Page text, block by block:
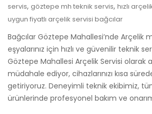
servis, göztepe mh teknik servis, hızlı
uygun fiyatlı arçelik servisi bağcılar
Bağcılar Göztepe Mahallesi’nde Arçelik
eşyalarınız için hızlı ve güvenilir teknik
Göztepe Mahallesi Arçelik Servisi olarak
müdahale ediyor, cihazlarınızı kısa
getiriyoruz. Deneyimli teknik ekibimiz,
ürünlerinde profesyonel bakım ve